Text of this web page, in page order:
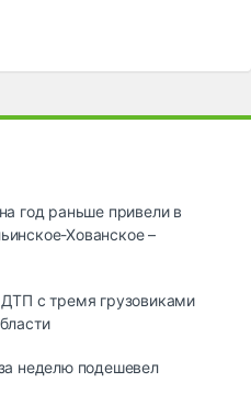
год раньше привели в
Хованское –
с тремя грузовиками
неделю подешевел